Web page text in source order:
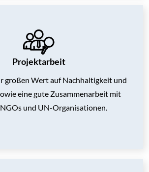
Projektarbeit
großen Wert auf Nachhaltigkeit und
eine gute Zusammenarbeit mit
und UN-Organisationen.